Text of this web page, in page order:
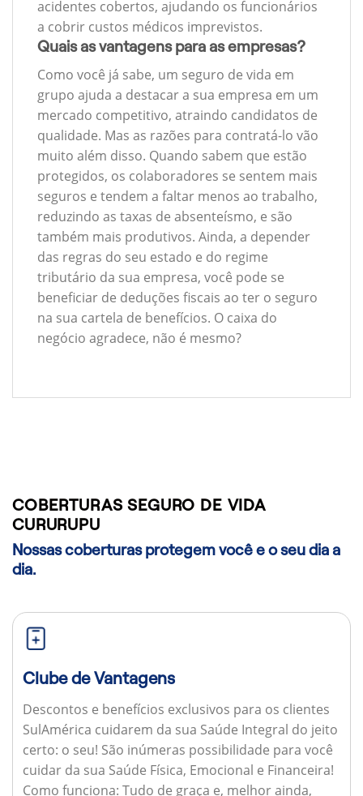
acidentes cobertos, ajudando os funcionários
a cobrir custos médicos imprevistos.
Quais as vantagens para as empresas?
Como você já sabe, um seguro de vida em
grupo ajuda a destacar a sua empresa em um
mercado competitivo, atraindo candidatos de
qualidade. Mas as razões para contratá-lo vão
muito além disso. Quando sabem que estão
protegidos, os colaboradores se sentem mais
seguros e tendem a faltar menos ao trabalho,
reduzindo as taxas de absenteísmo, e são
também mais produtivos. Ainda, a depender
das regras do seu estado e do regime
tributário da sua empresa, você pode se
beneficiar de deduções fiscais ao ter o seguro
na sua cartela de benefícios. O caixa do
negócio agradece, não é mesmo?
COBERTURAS SEGURO DE VIDA
CURURUPU
Nossas coberturas protegem você e o seu dia a
dia.
Clube de Vantagens
Descontos e benefícios exclusivos para os clientes
SulAmérica cuidarem da sua Saúde Integral do jeito
certo: o seu! São inúmeras possibilidade para você
cuidar da sua Saúde Física, Emocional e Financeira!
Como funciona: Tudo de graça e, melhor ainda,